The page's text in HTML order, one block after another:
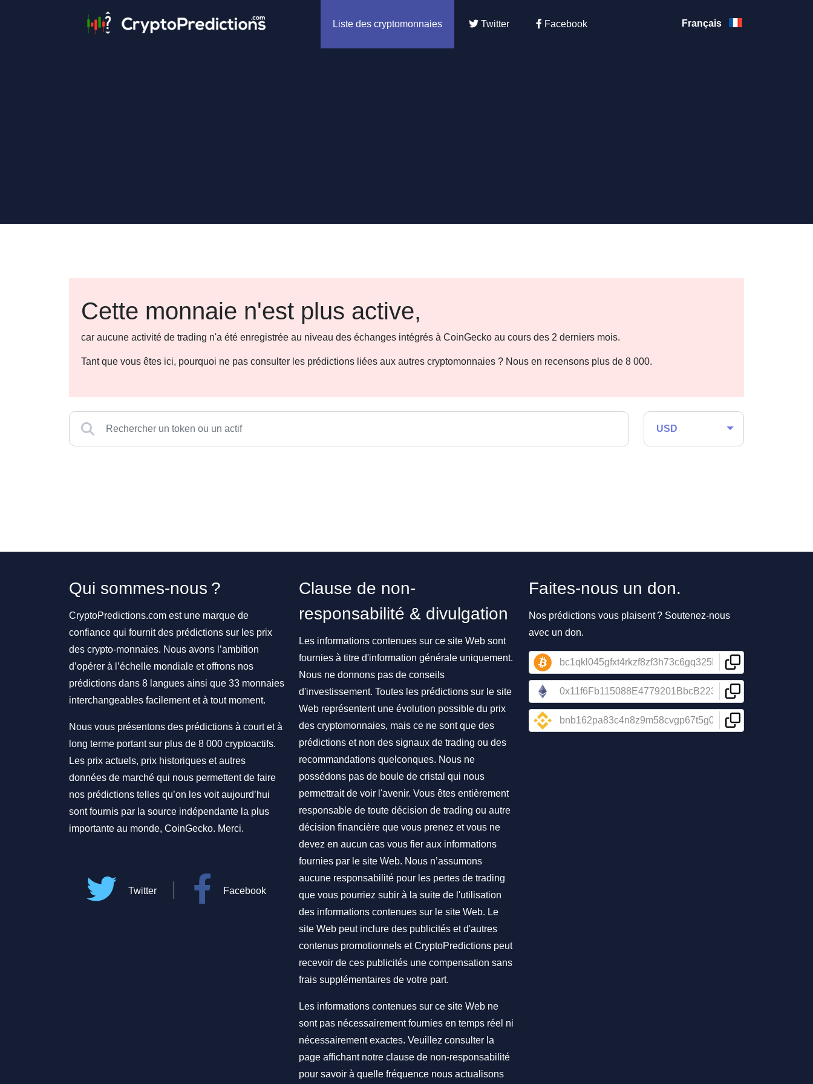
Liste des cryptomonnaies Twitter Facebook Français
Cette monnaie n'est plus active,
car aucune activité de trading n'a été enregistrée au niveau des échanges intégrés à CoinGecko au cours des 2 derniers mois.
Tant que vous êtes ici, pourquoi ne pas consulter les prédictions liées aux autres cryptomonnaies ? Nous en recensons plus de 8 000.
USD
Qui sommes-nous ?
CryptoPredictions.com est une marque de
confiance qui fournit des prédictions sur les prix
des crypto-monnaies. Nous avons l’ambition
d’opérer à l’échelle mondiale et offrons nos
prédictions dans 8 langues ainsi que 33 monnaies
interchangeables facilement et à tout moment.
Nous vous présentons des prédictions à court et à
long terme portant sur plus de 8 000 cryptoactifs.
Les prix actuels, prix historiques et autres
données de marché qui nous permettent de faire
nos prédictions telles qu’on les voit aujourd’hui
sont fournis par la source indépendante la plus
importante au monde, CoinGecko. Merci.
Twitter Facebook
Clause de non-
responsabilité & divulgation
Les informations contenues sur ce site Web sont
fournies à titre d'information générale uniquement.
Nous ne donnons pas de conseils
d'investissement. Toutes les prédictions sur le site
Web représentent une évolution possible du prix
des cryptomonnaies, mais ce ne sont que des
prédictions et non des signaux de trading ou des
recommandations quelconques. Nous ne
possédons pas de boule de cristal qui nous
permettrait de voir l'avenir. Vous êtes entièrement
responsable de toute décision de trading ou autre
décision financière que vous prenez et vous ne
devez en aucun cas vous fier aux informations
fournies par le site Web. Nous n’assumons
aucune responsabilité pour les pertes de trading
que vous pourriez subir à la suite de l'utilisation
des informations contenues sur le site Web. Le
site Web peut inclure des publicités et d'autres
contenus promotionnels et CryptoPredictions peut
recevoir de ces publicités une compensation sans
frais supplémentaires de votre part.
Les informations contenues sur ce site Web ne
sont pas nécessairement fournies en temps réel ni
nécessairement exactes. Veuillez consulter la
page affichant notre clause de non-responsabilité
pour savoir à quelle fréquence nous actualisons
Faites-nous un don.
Nos prédictions vous plaisent ? Soutenez-nous
avec un don.